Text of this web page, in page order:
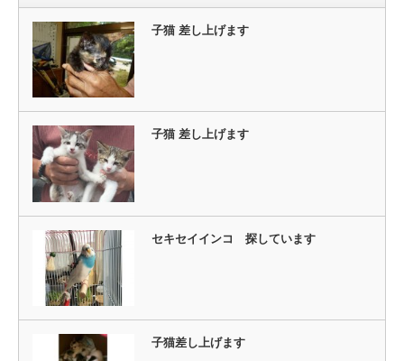
子猫 差し上げます
子猫 差し上げます
セキセイインコ 探しています
子猫差し上げます